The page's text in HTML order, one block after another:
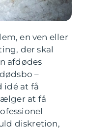
en ven eller
der skal
afdødes
–
idé at få
at få
diskretion,